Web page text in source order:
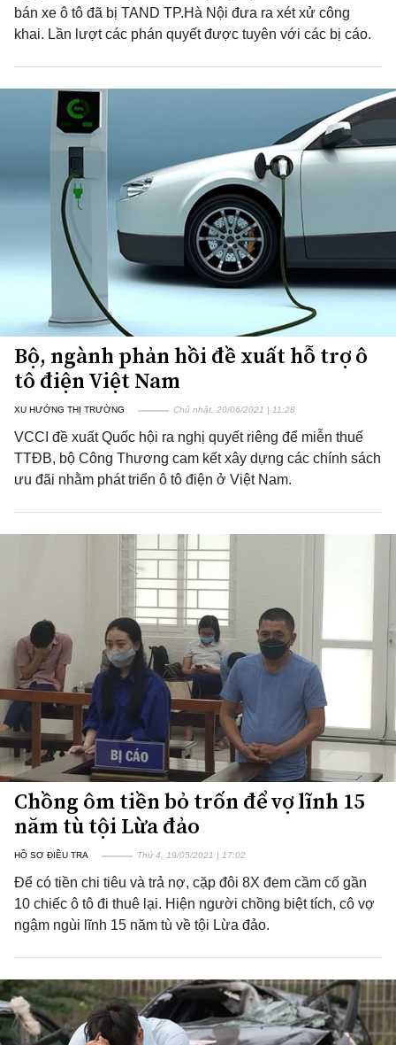
bán xe ô tô đã bị TAND TP.Hà Nội đưa ra xét xử công
khai. Lần lượt các phán quyết được tuyên với các bị cáo.
Bộ, ngành phản hồi đề xuất hỗ trợ ô
tô điện Việt Nam
XU HƯỚNG THỊ TRƯỜNG Chủ nhật, 20/06/2021 | 11:28
VCCI đề xuất Quốc hội ra nghị quyết riêng để miễn thuế
TTĐB, bộ Công Thương cam kết xây dựng các chính sách
ưu đãi nhằm phát triển ô tô điện ở Việt Nam.
Chồng ôm tiền bỏ trốn để vợ lĩnh 15
năm tù tội Lừa đảo
HỒ SƠ ĐIỀU TRA Thứ 4, 19/05/2021 | 17:02
Để có tiền chi tiêu và trả nợ, cặp đôi 8X đem cầm cố gần
10 chiếc ô tô đi thuê lại. Hiện người chồng biệt tích, cô vợ
ngậm ngùi lĩnh 15 năm tù về tội Lừa đảo.